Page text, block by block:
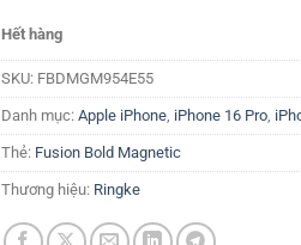
Hết hàng
SKU: FBDMGM954E55
Danh mục: Apple iPhone iPhone 16 Pro
Thẻ: Fusion Bold Magnetic
Thương hiệu: Ringke